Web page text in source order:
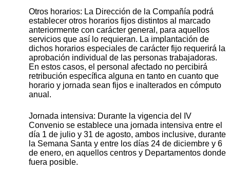
Otros horarios: La Dirección de la Compañía podrá
establecer otros horarios fijos distintos al marcado
anteriormente con carácter general, para aquellos
servicios que así lo requieran. La implantación de
dichos horarios especiales de carácter fijo requerirá la
aprobación individual de las personas trabajadoras.
En estos casos, el personal afectado no percibirá
retribución específica alguna en tanto en cuanto que
horario y jornada sean fijos e inalterados en cómputo
anual.
Jornada intensiva: Durante la vigencia del IV
Convenio se establece una jornada intensiva entre el
día 1 de julio y 31 de agosto, ambos inclusive, durante
la Semana Santa y entre los días 24 de diciembre y 6
de enero, en aquellos centros y Departamentos donde
fuera posible.